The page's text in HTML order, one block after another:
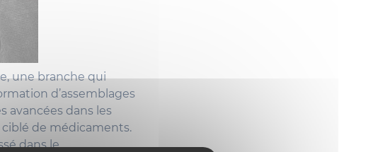
une branche qui
d’assemblages
avancées dans les
de médicaments.
dans le